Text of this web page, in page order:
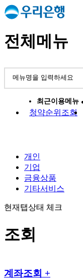
전체메뉴
최근이용메뉴
청약순위조회
개인
기업
금융상품
기타서비스
현재탭상태 체크
조회
계좌조회 +